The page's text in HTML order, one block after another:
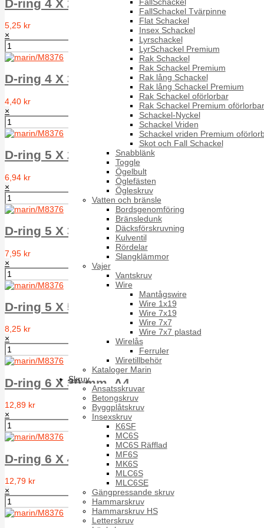
FallSchackel Tvärpinne
Flat Schackel
Insex Schackel
Lyrschackel
LyrSchackel Premium
Rak Schackel
Rak Schackel Premium
Rak lång Schackel
Rak lång Schackel Premium
Rak Schackel oförlorbar
Rak Schackel Premium oförlorbar
Schackel-Nyckel
Schackel Vriden
Schackel vriden Premium
Skot och Fall Schackel
Snabblänk
Toggle
Ögelbult
Öglefästen
Ögleskruv
Vatten och bränsle
Bordsgenomföring
Bränsledunk
Däcksförskruvning
Kulventil
Rördelar
Slangklämmor
Vajer
Vantskruv
Wire
Mantågswire
Wire 1x19
Wire 7x19
Wire 7x7
Wire 7x7 plastad
Wirelås
Ferruler
Wiretillbehör
Kataloger Marin
Skruv
Ansatsskruvar
Betongskruv
Byggplåtskruv
Insexskruv
K6SF
MC6S
MC6S Räfflad
MF6S
MK6S
MLC6S
MLC6SE
Gängpressande skruv
Hammarskruv
Hammarskruv HS
Letterskruv
D-ring 4 X 25 mm, A4
5,25 kr
×
D-ring 4 X 30 mm, A4
4,40 kr
×
D-ring 5 X 25 mm, A4
6,94 kr
×
D-ring 5 X 30 mm, A4
7,95 kr
×
D-ring 5 X 54 mm, A4
8,25 kr
×
D-ring 6 X 30 mm, A4
12,89 kr
×
D-ring 6 X 40 mm, A4
12,79 kr
×